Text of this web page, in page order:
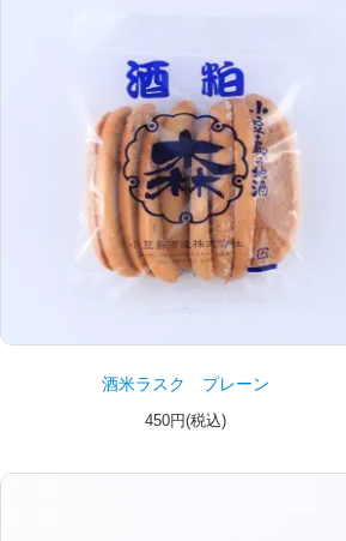
酒米ラスク プレーン
450円(税込)